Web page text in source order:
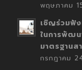
พฤษภาคม
เชิญร่วมฟัง
ในการพัฒ
มาตรฐาน
กรกฎาคม